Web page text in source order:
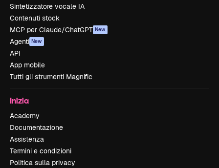
Sintetizzatore vocale IA
Contenuti stock
MCP per Claude/ChatGPT New
Agenti New
API
App mobile
Tutti gli strumenti Magnific
Inizia
Academy
Documentazione
Assistenza
Termini e condizioni
Politica sulla privacy